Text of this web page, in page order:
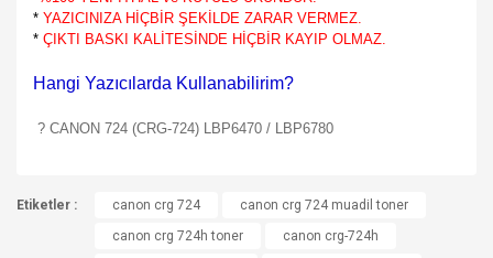
* YAZICINIZA HİÇBİR ŞEKİLDE ZARAR VERMEZ.
* ÇIKTI BASKI KALİTESİNDE HİÇBİR KAYIP OLMAZ.
Hangi Yazıcılarda Kullanabilirim?
? CANON 724 (CRG-724) LBP6470 / LBP6780
Bu ürüne ilk yorumu siz yapın!
konularda yetersiz gördüğünüz noktaları öneri formunu
kullanarak tarafımıza iletebilirsiniz.
Görüş ve önerileriniz için teşekkür ederiz.
Etiketler : canon crg 724
canon crg 724 muadil toner
canon crg 724h toner
canon crg-724h